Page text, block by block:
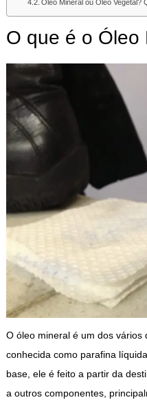
Óleo Mineral ou Óleo Vegetal?
O que é o Óleo
O óleo mineral é um dos vários
conhecida como parafina
base, ele é feito a partir da
a outros componentes,